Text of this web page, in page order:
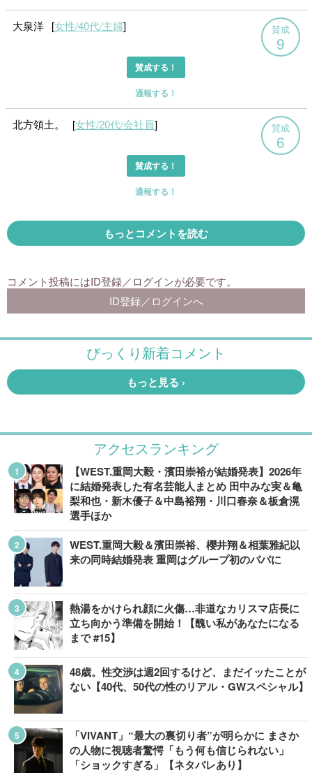
アクセスランキング
【WEST.重岡大毅・濱田崇裕が結婚発表】2026年
に結婚発表した有名芸能人まとめ 田中みな実＆亀
梨和也・新木優子＆中島裕翔・川口春奈＆板倉滉
選手ほか
WEST.重岡大毅＆濱田崇裕、櫻井翔＆相葉雅紀以
来の同時結婚発表 重岡はグループ初のパパに
熱湯をかけられ顔に火傷…非道なカリスマ店長に
立ち向かう準備を開始！【醜い私があなたになる
まで #15】
48歳。性交渉は週2回するけど、まだイッたことが
ない【40代、50代の性のリアル・GWスペシャル】
「VIVANT」“最大の裏切り者”が明らかに まさか
の人物に視聴者驚愕「もう何も信じられない」
「ショックすぎる」【ネタバレあり】